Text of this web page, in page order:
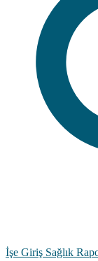
İşe Giriş Sağlık